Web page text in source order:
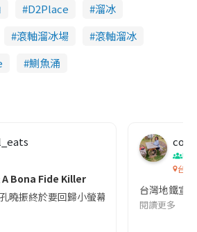
D2Place
溜冰
滾軸溜冰場
滾軸溜冰
鰂魚涌
A Bona Fide Killer
曉振終於要回歸小螢幕啦!這次的劇本改編
co
吹
台灣
台灣地鐵宣
閱讀更多